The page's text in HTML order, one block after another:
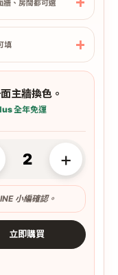
牆、房間都可選
填
主牆換色。
全年免運
+
小編確認。
立即購買